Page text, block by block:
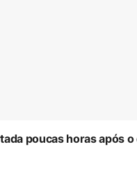
poucas horas após